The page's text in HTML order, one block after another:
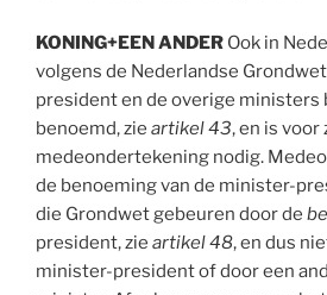
KONING+EEN ANDER Ook in
volgens de Nederlandse
president en de overige
benoemd, zie artikel 43, en is voor
medeondertekening nodig.
de benoeming van de minister-
die Grondwet gebeuren door de
president, zie artikel 48, en dus
minister-president of door een